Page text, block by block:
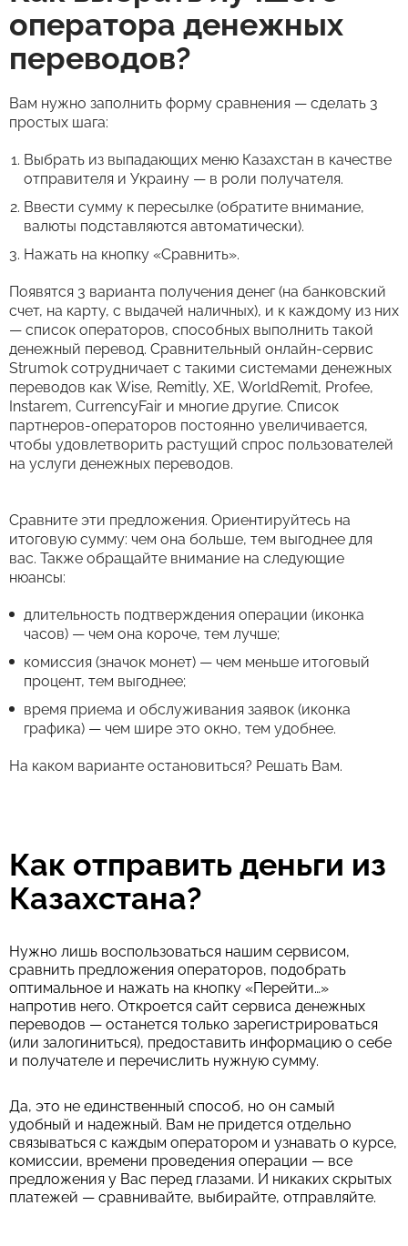
оператора денежных
переводов?
Вам нужно заполнить форму сравнения — сделать 3
простых шага:
Выбрать из выпадающих меню Казахстан в качестве
отправителя и Украину — в роли получателя.
Ввести сумму к пересылке (обратите внимание,
валюты подставляются автоматически).
Нажать на кнопку «Сравнить».
Появятся 3 варианта получения денег (на банковский
счет, на карту, с выдачей наличных), и к каждому из них
— список операторов, способных выполнить такой
денежный перевод. Сравнительный онлайн-сервис
Strumok сотрудничает с такими системами денежных
переводов как Wise, Remitly, XE, WorldRemit, Profee,
Instarem, CurrencyFair и многие другие. Список
партнеров-операторов постоянно увеличивается,
чтобы удовлетворить растущий спрос пользователей
на услуги денежных переводов.
Сравните эти предложения. Ориентируйтесь на
итоговую сумму: чем она больше, тем выгоднее для
вас. Также обращайте внимание на следующие
нюансы:
длительность подтверждения операции (иконка
часов) — чем она короче, тем лучше;
комиссия (значок монет) — чем меньше итоговый
процент, тем выгоднее;
время приема и обслуживания заявок (иконка
графика) — чем шире это окно, тем удобнее.
На каком варианте остановиться? Решать Вам.
Как отправить деньги из
Казахстана?
Нужно лишь воспользоваться нашим сервисом,
сравнить предложения операторов, подобрать
оптимальное и нажать на кнопку «Перейти…»
напротив него. Откроется сайт сервиса денежных
переводов — останется только зарегистрироваться
(или залогиниться), предоставить информацию о себе
и получателе и перечислить нужную сумму.
Да, это не единственный способ, но он самый
удобный и надежный. Вам не придется отдельно
связываться с каждым оператором и узнавать о курсе,
комиссии, времени проведения операции — все
предложения у Вас перед глазами. И никаких скрытых
платежей — сравнивайте, выбирайте, отправляйте.